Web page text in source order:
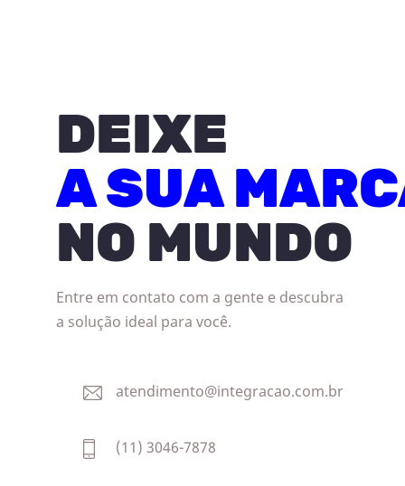
DEIXE
A SUA
NO MUNDO
Entre em contato com a gente e descubra
a solução ideal para você.
atendimento@integracao.com.br
(11) 3046-7878